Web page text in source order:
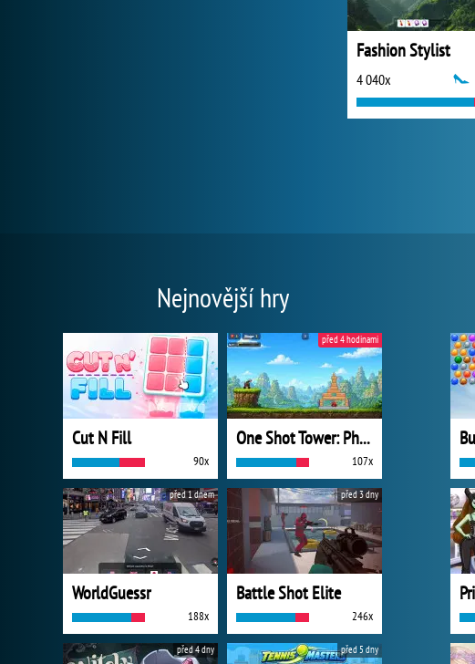
Fashion Stylist
4 040x
Nejnovější hry
Cut N Fill
90x
One Shot Tower: Physics Destroyer
107x
před 4 hodinami
WorldGuessr
188x
před 1 dnem
Battle Shot Elite
246x
před 3 dny
před 4 dny před 5 dny